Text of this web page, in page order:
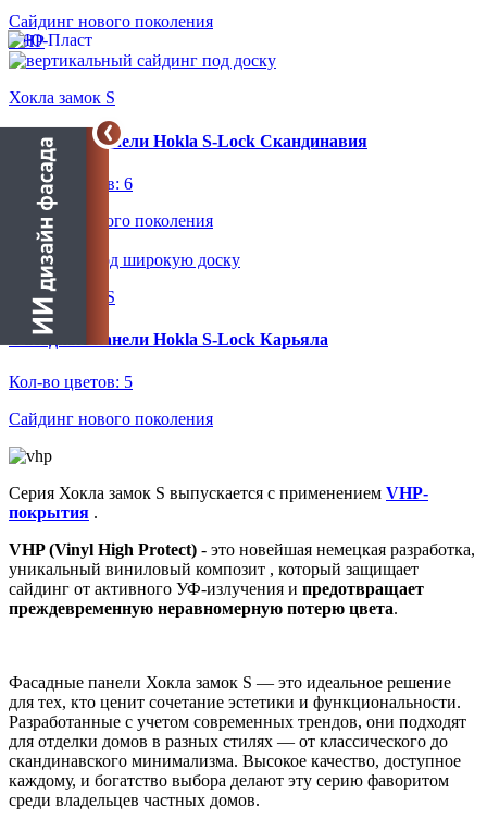
Сайдинг нового поколения
VHP
Хокла замок S
Фасадные панели Hokla S-Lock Скандинавия
Кол-во цветов: 6
Сайдинг нового поколения
VHP
Хокла замок S
Фасадные панели Hokla S-Lock Карьяла
Кол-во цветов: 5
Сайдинг нового поколения
Серия Хокла замок S выпускается с применением VHP-
покрытия .
VHP (Vinyl High Protect) - это новейшая немецкая разработка,
уникальный виниловый композит , который защищает
сайдинг от активного УФ-излучения и предотвращает
преждевременную неравномерную потерю цвета.
Фасадные панели Хокла замок S — это идеальное решение
для тех, кто ценит сочетание эстетики и функциональности.
Разработанные с учетом современных трендов, они подходят
для отделки домов в разных стилях — от классического до
скандинавского минимализма. Высокое качество, доступное
каждому, и богатство выбора делают эту серию фаворитом
среди владельцев частных домов.